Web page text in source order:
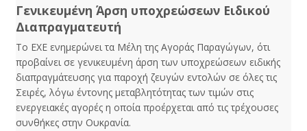
Γενικευμένη Άρση υποχρεώσεων Ειδικού
Διαπραγματευτή
Το ΕΧΕ ενημερώνει τα Μέλη της Αγοράς Παραγώγων, ότι
προβαίνει σε γενικευμένη άρση των υποχρεώσεων ειδικής
διαπραγμάτευσης για παροχή ζευγών εντολών σε όλες τις
Σειρές, λόγω έντονης μεταβλητότητας των τιμών στις
ενεργειακές αγορές η οποία προέρχεται από τις τρέχουσες
συνθήκες στην Ουκρανία.